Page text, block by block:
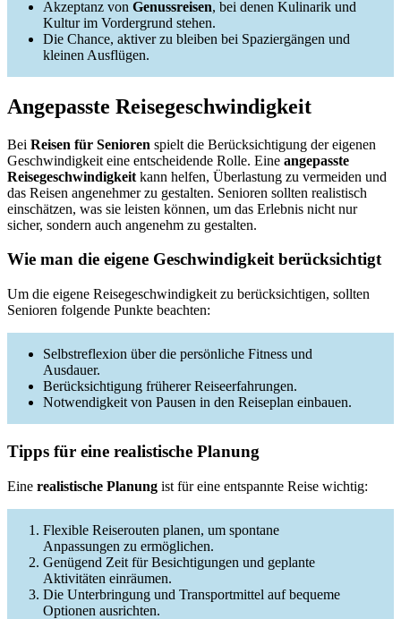
Akzeptanz von Genussreisen, bei denen Kulinarik und
Kultur im Vordergrund stehen.
Die Chance, aktiver zu bleiben bei Spaziergängen und
kleinen Ausflügen.
Angepasste Reisegeschwindigkeit
Bei Reisen für Senioren spielt die Berücksichtigung der eigenen
Geschwindigkeit eine entscheidende Rolle. Eine angepasste
Reisegeschwindigkeit kann helfen, Überlastung zu vermeiden und
das Reisen angenehmer zu gestalten. Senioren sollten realistisch
einschätzen, was sie leisten können, um das Erlebnis nicht nur
sicher, sondern auch angenehm zu gestalten.
Wie man die eigene Geschwindigkeit berücksichtigt
Um die eigene Reisegeschwindigkeit zu berücksichtigen, sollten
Senioren folgende Punkte beachten:
Selbstreflexion über die persönliche Fitness und
Ausdauer.
Berücksichtigung früherer Reiseerfahrungen.
Notwendigkeit von Pausen in den Reiseplan einbauen.
Tipps für eine realistische Planung
Eine realistische Planung ist für eine entspannte Reise wichtig:
Flexible Reiserouten planen, um spontane
Anpassungen zu ermöglichen.
Genügend Zeit für Besichtigungen und geplante
Aktivitäten einräumen.
Die Unterbringung und Transportmittel auf bequeme
Optionen ausrichten.